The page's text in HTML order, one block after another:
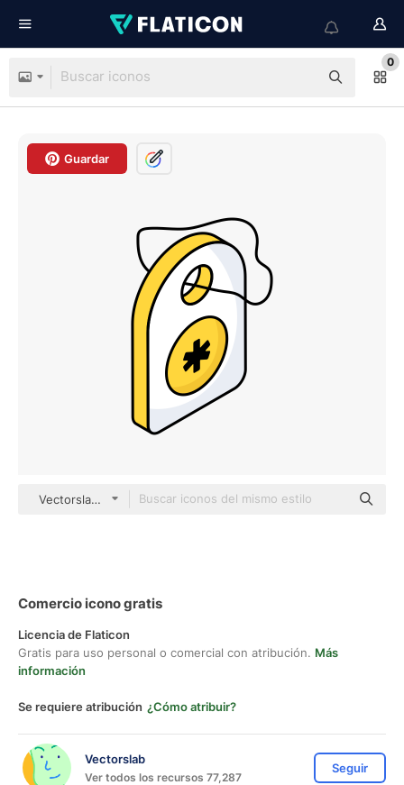
0
Guardar
Vectorslab Others
Comercio icono gratis
Licencia de Flaticon
Gratis para uso personal o comercial con atribución. Más
información
Se requiere atribución ¿Cómo atribuir?
Vectorslab
Ver todos los recursos 77,287
Seguir